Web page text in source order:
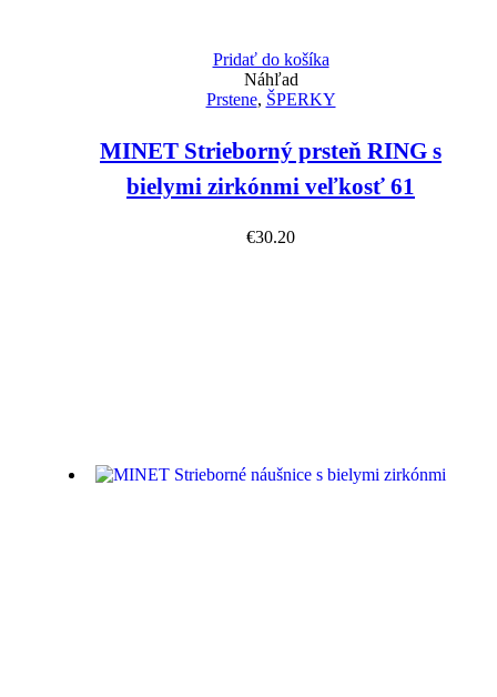
Pridať do košíka
Náhľad
Prstene, ŠPERKY
MINET Strieborný prsteň RING s
bielymi zirkónmi veľkosť 61
€30.20